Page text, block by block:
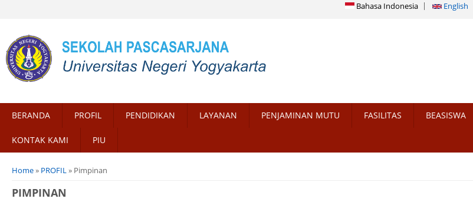
Bahasa Indonesia English
BERANDA PROFIL PENDIDIKAN LAYANAN PENJAMINAN MUTU FASILITAS BEASISWA
KONTAK KAMI PIU
You are here
Home» PROFIL» Pimpinan
PIMPINAN